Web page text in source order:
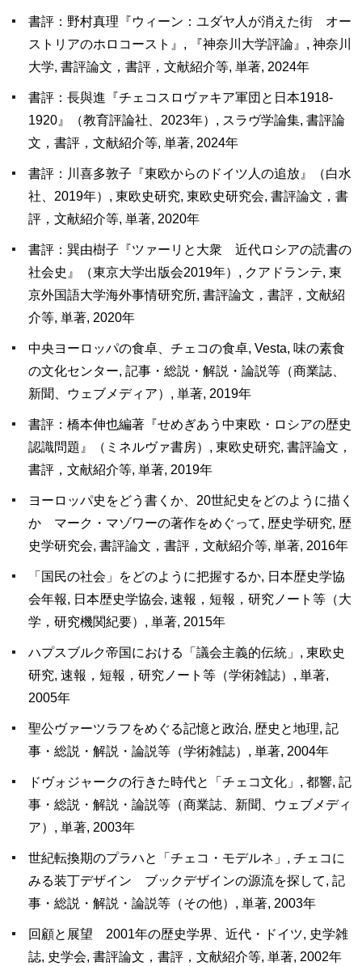
書評：野村真理『ウィーン：ユダヤ人が消えた街 オー
ストリアのホロコースト』, 『神奈川大学評論』, 神奈川
大学, 書評論文，書評，文献紹介等, 単著, 2024年
書評：長與進『チェコスロヴァキア軍団と日本1918-
1920』（教育評論社、2023年）, スラヴ学論集, 書評論
文，書評，文献紹介等, 単著, 2024年
書評：川喜多敦子『東欧からのドイツ人の追放』（白水
社、2019年）, 東欧史研究, 東欧史研究会, 書評論文，書
評，文献紹介等, 単著, 2020年
書評：巽由樹子『ツァーリと大衆 近代ロシアの読書の
社会史』（東京大学出版会2019年）, クアドランテ, 東
京外国語大学海外事情研究所, 書評論文，書評，文献紹
介等, 単著, 2020年
中央ヨーロッパの食卓、チェコの食卓, Vesta, 味の素食
の文化センター, 記事・総説・解説・論説等（商業誌、
新聞、ウェブメディア）, 単著, 2019年
書評：橋本伸也編著『せめぎあう中東欧・ロシアの歴史
認識問題』（ミネルヴァ書房）, 東欧史研究, 書評論文，
書評，文献紹介等, 単著, 2019年
ヨーロッパ史をどう書くか、20世紀史をどのように描く
か マーク・マゾワーの著作をめぐって, 歴史学研究, 歴
史学研究会, 書評論文，書評，文献紹介等, 単著, 2016年
「国民の社会」をどのように把握するか, 日本歴史学協
会年報, 日本歴史学協会, 速報，短報，研究ノート等（大
学，研究機関紀要）, 単著, 2015年
ハプスブルク帝国における「議会主義的伝統」, 東欧史
研究, 速報，短報，研究ノート等（学術雑誌）, 単著,
2005年
聖公ヴァーツラフをめぐる記憶と政治, 歴史と地理, 記
事・総説・解説・論説等（学術雑誌）, 単著, 2004年
ドヴォジャークの行きた時代と「チェコ文化」, 都響, 記
事・総説・解説・論説等（商業誌、新聞、ウェブメディ
ア）, 単著, 2003年
世紀転換期のプラハと「チェコ・モデルネ」, チェコに
みる装丁デザイン ブックデザインの源流を探して, 記
事・総説・解説・論説等（その他）, 単著, 2003年
回顧と展望 2001年の歴史学界、近代・ドイツ, 史学雑
誌, 史学会, 書評論文，書評，文献紹介等, 単著, 2002年